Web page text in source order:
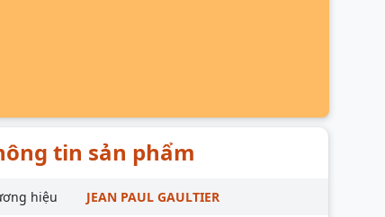
tin sản phẩm
hiệu JEAN PAUL GAULTIER